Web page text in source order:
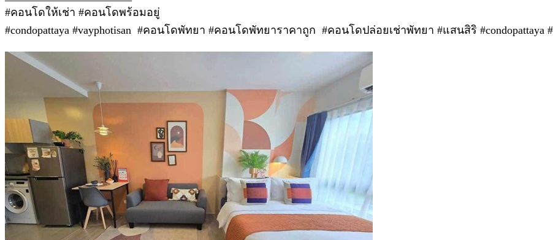
#คอนโดให้เช่า #คอนโดพร้อมอยู่
#condopattaya #vayphotisan #คอนโดพัทยา #คอนโดพัทยาราคาถูก #คอนโดปล่อยเช่าพัทยา #แสนสิริ #condopattaya